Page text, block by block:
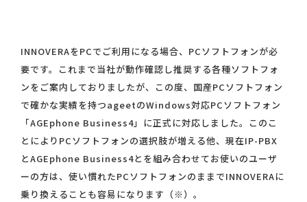
INNOVERAをPCでご利用になる場合、PCソフトフォンが必
要です。これまで当社が動作確認し推奨する各種ソフトフォ
ンをご案内しておりましたが、この度、国産PCソフトフォン
で確かな実績を持つageetのWindows対応PCソフトフォン
「AGEphone Business4」に正式に対応しました。このこ
とによりPCソフトフォンの選択肢が増える他、現在IP-PBX
とAGEphone Business4とを組み合わせてお使いのユーザ
ーの方は、使い慣れたPCソフトフォンのままでINNOVERAに
乗り換えることも容易になります（※）。